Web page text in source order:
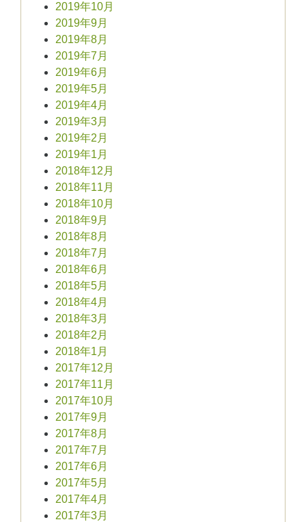
2019年10月
2019年9月
2019年8月
2019年7月
2019年6月
2019年5月
2019年4月
2019年3月
2019年2月
2019年1月
2018年12月
2018年11月
2018年10月
2018年9月
2018年8月
2018年7月
2018年6月
2018年5月
2018年4月
2018年3月
2018年2月
2018年1月
2017年12月
2017年11月
2017年10月
2017年9月
2017年8月
2017年7月
2017年6月
2017年5月
2017年4月
2017年3月